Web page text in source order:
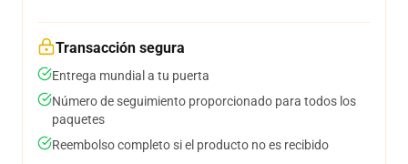
Transacción segura
Entrega mundial a tu puerta
Número de seguimiento proporcionado para todos los
paquetes
Reembolso completo si el producto no es recibido